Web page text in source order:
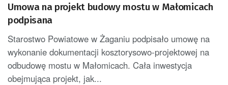
Umowa na projekt budowy mostu w Małomicach
podpisana
Starostwo Powiatowe w Żaganiu podpisało umowę na
wykonanie dokumentacji kosztorysowo-projektowej na
odbudowę mostu w Małomicach. Cała inwestycja
obejmująca projekt, jak...